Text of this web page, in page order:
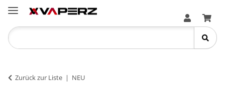
Zurück zur Liste NEU